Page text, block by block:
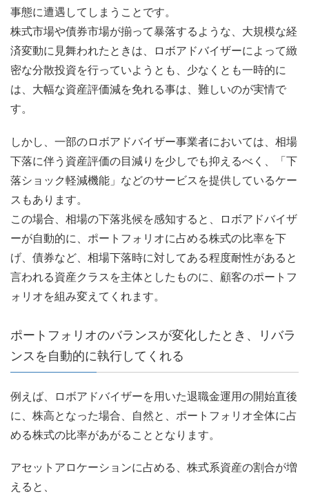
事態に遭遇してしまうことです。
株式市場や債券市場が揃って暴落するような、大規模な経
済変動に見舞われたときは、ロボアドバイザーによって緻
密な分散投資を行っていようとも、少なくとも一時的に
は、大幅な資産評価減を免れる事は、難しいのが実情で
す。
しかし、一部のロボアドバイザー事業者においては、相場
下落に伴う資産評価の目減りを少しでも抑えるべく、「下
落ショック軽減機能」などのサービスを提供しているケー
スもあります。
この場合、相場の下落兆候を感知すると、ロボアドバイザ
ーが自動的に、ポートフォリオに占める株式の比率を下
げ、債券など、相場下落時に対してある程度耐性があると
言われる資産クラスを主体としたものに、顧客のポートフ
ォリオを組み変えてくれます。
ポートフォリオのバランスが変化したとき、リバラ
ンスを自動的に執行してくれる
例えば、ロボアドバイザーを用いた退職金運用の開始直後
に、株高となった場合、自然と、ポートフォリオ全体に占
める株式の比率があがることとなります。
アセットアロケーションに占める、株式系資産の割合が増
えると、